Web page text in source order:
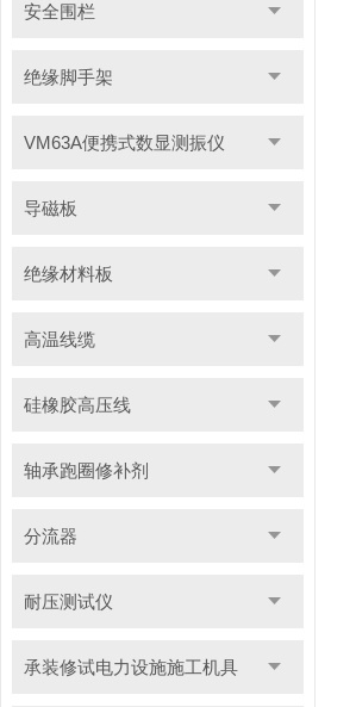
安全围栏
绝缘脚手架
VM63A便携式数显测振仪
导磁板
绝缘材料板
高温线缆
硅橡胶高压线
轴承跑圈修补剂
分流器
耐压测试仪
承装修试电力设施施工机具